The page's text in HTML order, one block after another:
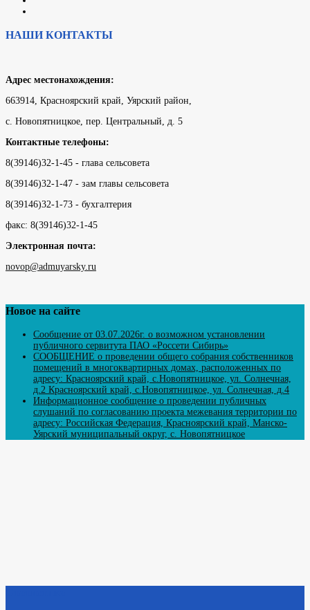
НАШИ КОНТАКТЫ
Адрес местонахождения:
663914, Красноярский край, Уярский район,
с. Новопятницкое, пер. Центральный, д. 5
Контактные телефоны:
8(39146)32-1-45 - глава сельсовета
8(39146)32-1-47 - зам главы сельсовета
8(39146)32-1-73 - бухгалтерия
факс: 8(39146)32-1-45
Электронная почта:
novop@admuyarsky.ru
Новое на сайте
Сообщение от 03.07.2026г. о возможном установлении
публичного сервитута ПАО «Россети Сибирь»
СООБЩЕНИЕ о проведении общего собрания собственников
помещений в многоквартирных домах, расположенных по
адресу: Красноярский край, с.Новопятницкое, ул. Солнечная,
д.2 Красноярский край, с.Новопятницкое, ул. Солнечная, д.4
Информационное сообщение о проведении публичных
слушаний по согласованию проекта межевания территории по
адресу: Российская Федерация, Красноярский край, Манско-
Уярский муниципальный округ, с. Новопятницкое